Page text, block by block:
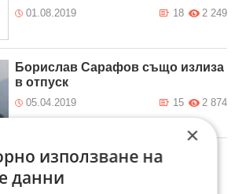
01.08.2019 2 249
18
Борислав Сарафов също излиза
в отпуск
05.04.2019 2 874
15
Синът на шефа на НСлС
Борислав Сарафов учи право в
King’s College
×
използване на
данни